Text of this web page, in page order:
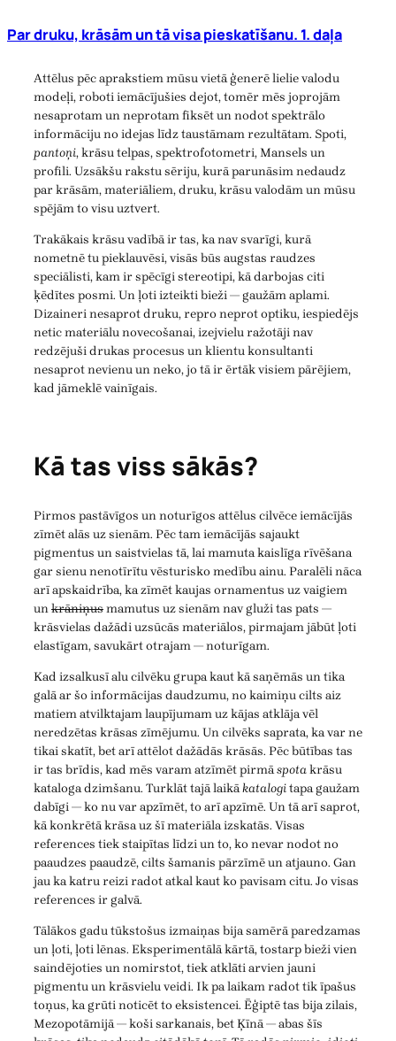
Par druku, krāsām un tā visa pieskatīšanu. 1. daļa
Attēlus pēc aprakstiem mūsu vietā ģenerē lielie valodu
modeļi, roboti iemācījušies dejot, tomēr mēs joprojām
nesaprotam un neprotam fiksēt un nodot spektrālo
informāciju no idejas līdz taustāmam rezultātam. Spoti,
pantoņi, krāsu telpas, spektrofotometri, Mansels un
profili. Uzsākšu rakstu sēriju, kurā parunāsim nedaudz
par krāsām, materiāliem, druku, krāsu valodām un mūsu
spējām to visu uztvert.
Trakākais krāsu vadībā ir tas, ka nav svarīgi, kurā
nometnē tu pieklauvēsi, visās būs augstas raudzes
speciālisti, kam ir spēcīgi stereotipi, kā darbojas citi
ķēdītes posmi. Un ļoti izteikti bieži — gaužām aplami.
Dizaineri nesaprot druku, repro neprot optiku, iespiedējs
netic materiālu novecošanai, izejvielu ražotāji nav
redzējuši drukas procesus un klientu konsultanti
nesaprot nevienu un neko, jo tā ir ērtāk visiem pārējiem,
kad jāmeklē vainīgais.
Kā tas viss sākās?
Pirmos pastāvīgos un noturīgos attēlus cilvēce iemācījās
zīmēt alās uz sienām. Pēc tam iemācījās sajaukt
pigmentus un saistvielas tā, lai mamuta kaislīga rīvēšana
gar sienu nenotīrītu vēsturisko medību ainu. Paralēli nāca
arī apskaidrība, ka zīmēt kaujas ornamentus uz vaigiem
unkrāniņusmamutus uz sienām nav gluži tas pats —
krāsvielas dažādi uzsūcās materiālos, pirmajam jābūt ļoti
elastīgam, savukārt otrajam — noturīgam.
Kad izsalkusī alu cilvēku grupa kaut kā saņēmās un tika
galā ar šo informācijas daudzumu, no kaimiņu cilts aiz
matiem atvilktajam laupījumam uz kājas atklāja vēl
neredzētas krāsas zīmējumu. Un cilvēks saprata, ka var ne
tikai skatīt, bet arī attēlot dažādās krāsās. Pēc būtības tas
ir tas brīdis, kad mēs varam atzīmēt pirmāspotakrāsu
kataloga dzimšanu. Turklāt tajā laikākatalogitapa gaužam
dabīgi — ko nu var apzīmēt, to arī apzīmē. Un tā arī saprot,
kā konkrētā krāsa uz šī materiāla izskatās. Visas
references tiek staipītas līdzi un to, ko nevar nodot no
paaudzes paaudzē, cilts šamanis pārzīmē un atjauno. Gan
jau ka katru reizi radot atkal kaut ko pavisam citu. Jo visas
references ir galvā.
Tālākos gadu tūkstošus izmaiņas bija samērā paredzamas
un ļoti, ļoti lēnas. Eksperimentālā kārtā, tostarp bieži vien
saindējoties un nomirstot, tiek atklāti arvien jauni
pigmentu un krāsvielu veidi. Ik pa laikam radot tik īpašus
toņus, ka grūti noticēt to eksistencei. Ēģiptē tas bija zilais,
Mezopotāmijā — koši sarkanais, bet Ķīnā — abas šīs